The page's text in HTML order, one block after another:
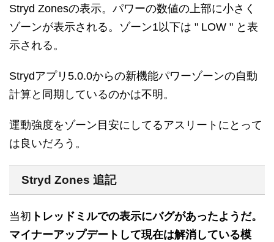
Stryd Zonesの表示。パワーの数値の上部に小さく
ゾーンが表示される。ゾーン1以下は " LOW " と表
示される。
Strydアプリ5.0.0からの新機能パワーゾーンの自動
計算と同期しているのかは不明。
運動強度をゾーン目安にしてるアスリートにとって
は良いだろう。
Stryd Zones 追記
当初 トレッドミルでの表示にバグがあったようだ。
マイナーアップデートして現在は解消している模